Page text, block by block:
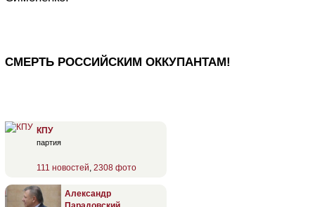
СМЕРТЬ РОССИЙСКИМ ОККУПАНТАМ!
КПУ
партия
111 новостей 2308 фото
Александр